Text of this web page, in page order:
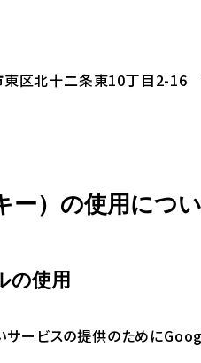
東区北十二条東10丁目2-
ー）の使用につ
の使用
サービスの提供のために